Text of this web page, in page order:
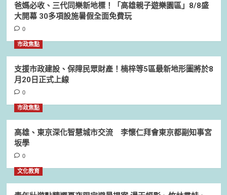
爸媽必收、三代同樂新地標！「高雄親子遊樂園區」8/8盛
大開幕 30多項設施暑假全面免費玩
0
市政焦點
支援市政建設、保障民眾財產！楠梓等5區最新地形圖將於8
月20日正式上線
0
市政焦點
高雄、東京深化智慧城市交流 李懷仁拜會東京都副知事宮
坂學
0
文化教育